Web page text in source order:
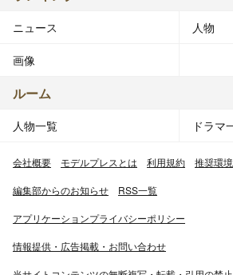
ニュース 人物
画像
ルーム
人物一覧 ドラマ
会社概要 モデルプレスとは 利用規約 推奨環境
編集部からのお知らせ RSS一覧
アプリケーションプライバシーポリシー
情報提供・広告掲載・お問い合わせ